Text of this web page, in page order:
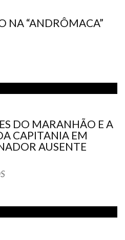
NA “ANDRÔMACA”
DO MARANHÃO E A
CAPITANIA EM
AUSENTE